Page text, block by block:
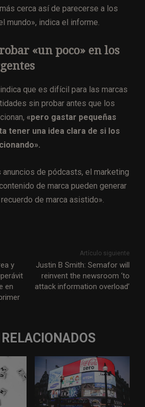
cerca así de parecerse a los
mundo», indica el informe.
«un poco» en los
que es difícil para las marcas
sin probar antes que los
«pero gastar pequeñas
tener una idea clara de si los
de pódcasts, el marketing
de marca pueden generar
de marca asistido».
y
en
Artículo siguiente
Justin B Smith: Semafor will
reinvent the newsroom ‘to
attack information overload’